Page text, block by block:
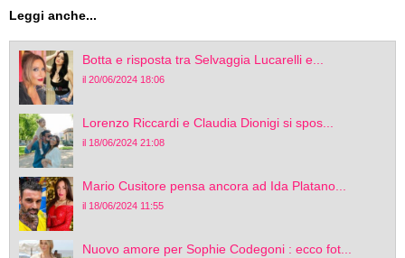
Leggi anche...
Botta e risposta tra Selvaggia Lucarelli e...
il 20/06/2024 18:06
Lorenzo Riccardi e Claudia Dionigi si spos...
il 18/06/2024 21:08
Mario Cusitore pensa ancora ad Ida Platano...
il 18/06/2024 11:55
Nuovo amore per Sophie Codegoni : ecco fot...